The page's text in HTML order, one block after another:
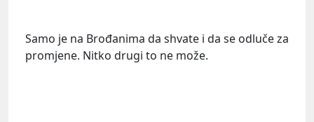
Samo je na Brođanima da shvate i da se odluče za
promjene. Nitko drugi to ne može.